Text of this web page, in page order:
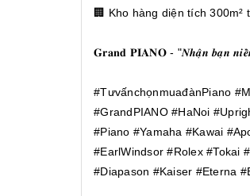
🏢 Kho hàng diện tích
𝐆𝐫𝐚𝐧𝐝 𝐏𝐈𝐀𝐍𝐎 - "𝑵𝒉𝒂̣̂𝒏 𝒃𝒂̣𝒏 𝒏𝒊𝒆̂̀𝒎
#TưvấnchọnmuađànPiano
#GrandPIANO #HaNoi
#Piano #Yamaha #Kawai
#EarlWindsor #Rolex #Tokai
#Diapason #Kaiser #Eterna